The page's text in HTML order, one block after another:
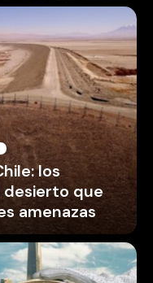
los
desierto que
amenazas